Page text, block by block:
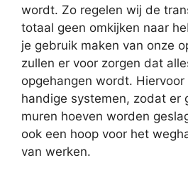
wordt. Zo regelen wij de
totaal geen omkijken naar
je gebruik maken van onze
zullen er voor zorgen dat
opgehangen wordt.
handige systemen, zodat er
muren hoeven worden
ook een hoop voor het
van werken.